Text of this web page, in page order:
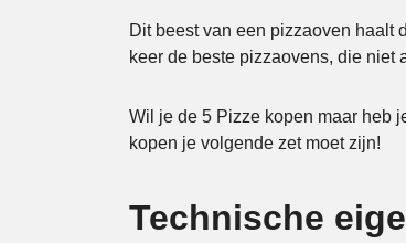
Dit beest van een pizzaoven haalt
keer de beste pizzaovens, die niet
Wil je de 5 Pizze kopen maar heb
kopen je volgende zet moet zijn!
Technische